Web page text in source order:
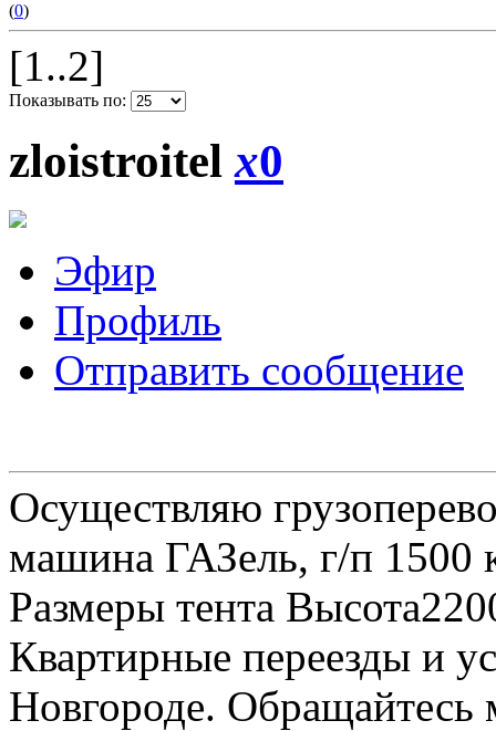
(0)
[1..2]
Показывать по:
zloistroitelx0
Эфир
Профиль
Отправить сообщение
Осуществляю
машина ГАЗель, г/п 1500
Размеры тента
Квартирные переезды и
Новгороде.